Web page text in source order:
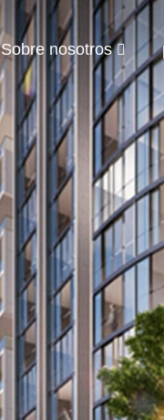
Sobre nosotros